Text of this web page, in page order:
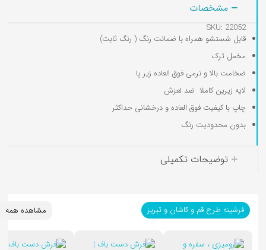
مشخصات
SKU: 22052
قابل شستشو همراه با ضمانت رنگ ( رنگ ثابت)
مخمل ترک
ضخامت بالا و نرمی فوق العاده زیر پا
لایه زیرین کاملا ضد لعزش
چاپ با کیفیت فوق العاده و درخشانی حداکثر
بدون محدودیت رنگ
توضیحات تکمیلی
فرشینه طرح قم و کاشان و تبریز مشاهده همه
کوسن کودک